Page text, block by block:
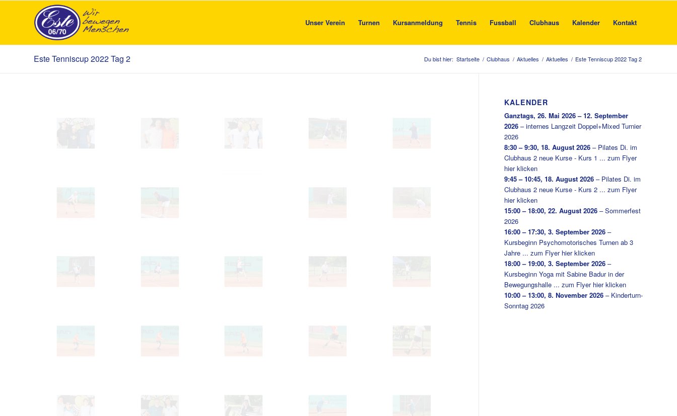
Unser Verein Turnen Kursanmeldung Tennis Fussball Clubhaus Kalender Kontakt
Este Tenniscup 2022 Tag 2 Du bist hier: Startseite / Clubhaus / Aktuelles / Aktuelles / Este Tenniscup 2022 Tag 2
KALENDER
Ganztags,26. Mai 2026 – 12. September
2026 –internes Langzeit Doppel+Mixed Turnier
2026
8:30 – 9:30,18. August 2026 – Pilates Di. im
Clubhaus 2 neue Kurse - Kurs 1 ... zum Flyer
hier klicken
9:45 – 10:45,18. August 2026 – Pilates Di. im
Clubhaus 2 neue Kurse - Kurs 2 ... zum Flyer
hier klicken
15:00 – 18:00,22. August 2026 –Sommerfest
2026
16:00 – 17:30,3. September 2026 –
Kursbeginn Psychomotorisches Turnen ab 3
Jahre ... zum Flyer hier klicken
18:00 – 19:00,3. September 2026 –
Kursbeginn Yoga mit Sabine Badur in der
Bewegungshalle ... zum Flyer hier klicken
10:00 – 13:00,8. November 2026 – Kinderturn-
Sonntag 2026